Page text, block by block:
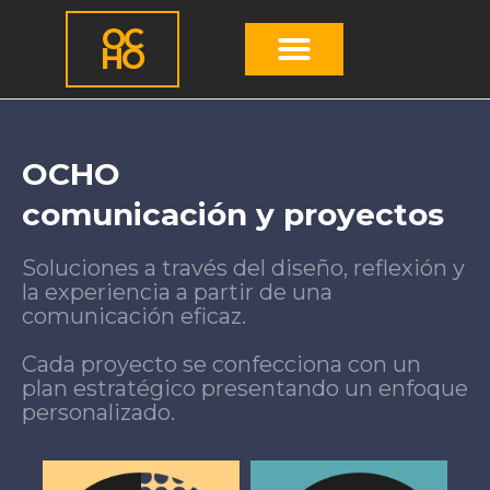
OC
HO
OCHO
comunicación y proyectos
Soluciones a través del diseño, reflexión y
la experiencia a partir de una
comunicación eficaz.
Cada proyecto se confecciona con un
plan estratégico presentando un enfoque
personalizado.